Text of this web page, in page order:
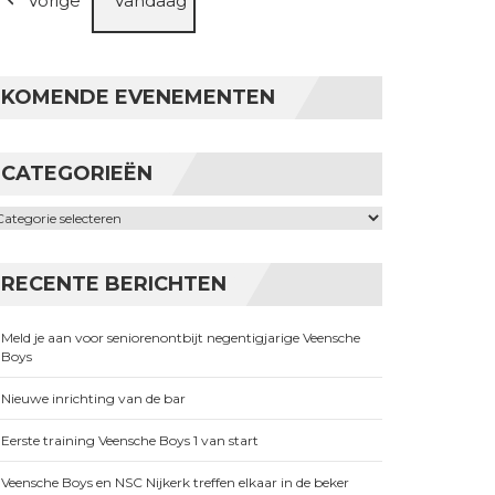
KOMENDE EVENEMENTEN
CATEGORIEËN
RECENTE BERICHTEN
Meld je aan voor seniorenontbijt negentigjarige Veensche
Boys
Nieuwe inrichting van de bar
Eerste training Veensche Boys 1 van start
Veensche Boys en NSC Nijkerk treffen elkaar in de beker